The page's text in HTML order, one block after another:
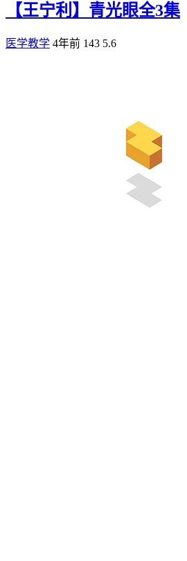
【王宁利】青光眼全3集
医学教学 4年前 143 5.6